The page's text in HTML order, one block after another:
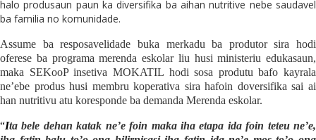
halo produsaun paun ka diversifika ba aihan nutritive nebe saudavel
ba familia no komunidade.
Assume ba resposavelidade buka merkadu ba produtor sira hodi
oferese ba programa merenda eskolar liu husi ministeriu edukasaun,
maka SEKooP insetiva MOKATIL hodi sosa produtu bafo kayrala
ne’ebe produs husi membru koperativa sira hafoin doversifika sai ai
han nutritivu atu koresponde ba demanda Merenda eskolar.
“Ita bele dehan katak ne’e foin maka iha etapa ida foin teteu ne’e,